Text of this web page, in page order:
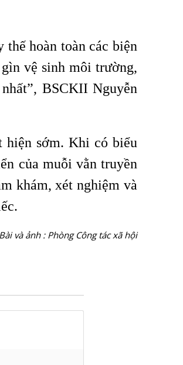
hoàn toàn các biện
vệ sinh môi trường,
BSCKII Nguyễn
hiện sớm. Khi có biểu
của muỗi vằn truyền
khám, xét nghiệm và
Bài và ảnh : Phòng Công tác xã hội